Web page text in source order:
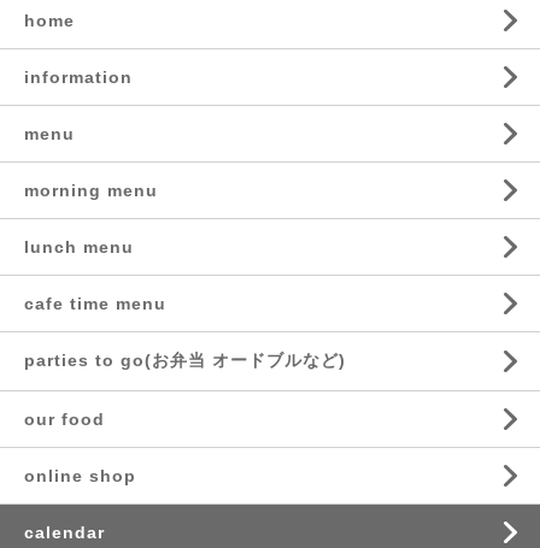
home
information
menu
morning menu
lunch menu
cafe time menu
parties to go(お弁当 オードブルなど)
our food
online shop
calendar